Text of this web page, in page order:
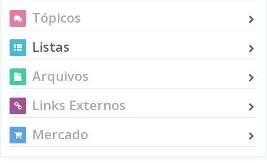
Tópicos
Listas
Arquivos
Links Externos
Mercado